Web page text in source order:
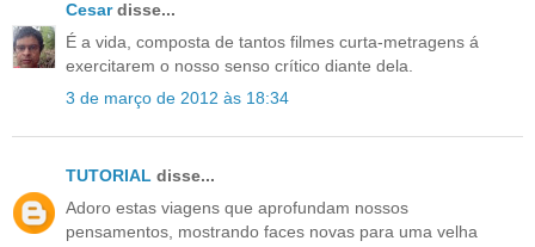
Cesardisse...
É a vida, composta de tantos filmes curta-metragens á
exercitarem o nosso senso crítico diante dela.
3 de março de 2012 às 18:34
TUTORIAL disse...
Adoro estas viagens que aprofundam nossos
pensamentos, mostrando faces novas para uma velha